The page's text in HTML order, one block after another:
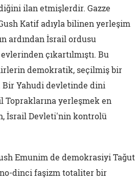
ilan etmişlerdir. Gazze
Katif adıyla bilinen yerleşim
ardından İsrail ordusu
çıkartılmıştı. Bu
demokratik, seçilmiş bir
Bir Yahudi devletinde dini
yerleşmek en
İsrail Devleti'nin kontrolü
Emunim de demokrasiyi Tağut
dinci faşizm totaliter bir